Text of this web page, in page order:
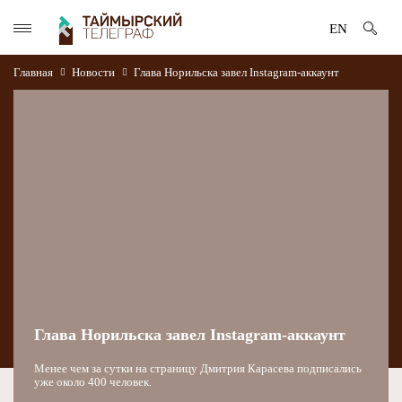
EN
Главная Новости Глава Норильска завел Instagram-аккаунт
Глава Норильска завел Instagram-аккаунт
Менее чем за сутки на страницу Дмитрия Карасева подписались
уже около 400 человек.